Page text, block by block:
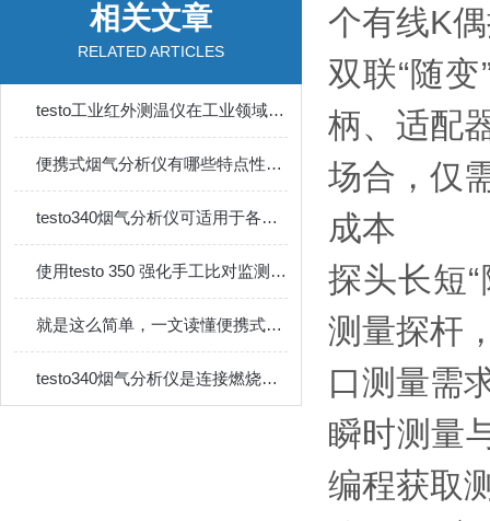
相关文章
RELATED ARTICLES
testo工业红外测温仪在工业领域中的应用非常广泛
便携式烟气分析仪有哪些特点性能？
testo340烟气分析仪可适用于各种工业烟气分析及排放检测
使用testo 350 强化手工比对监测，保证数据真实性
就是这么简单，一文读懂便携式烟气分析仪
testo340烟气分析仪是连接燃烧设备与环保要求的桥梁
个有线K
双联“随
柄、适配
场合，仅
成本
探头长短
测量探杆
口测量需
瞬时测量
编程获取